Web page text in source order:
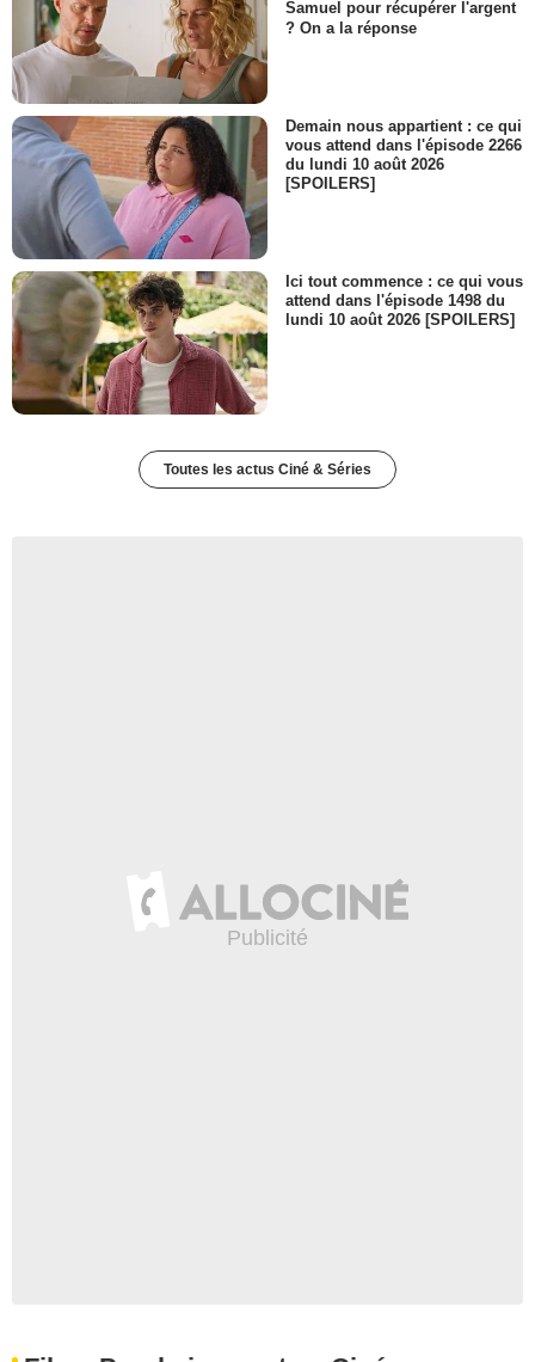
Samuel pour récupérer l'argent
? On a la réponse
Demain nous appartient : ce qui
vous attend dans l'épisode 2266
du lundi 10 août 2026
[SPOILERS]
Ici tout commence : ce qui vous
attend dans l'épisode 1498 du
lundi 10 août 2026 [SPOILERS]
Toutes les actus Ciné & Séries